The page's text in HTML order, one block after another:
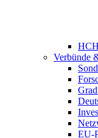
Verbünde
EU-